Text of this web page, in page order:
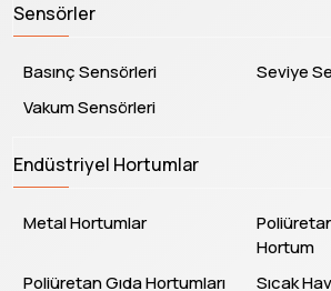
Sensörler
Basınç Sensörleri
Seviye
Vakum Sensörleri
Endüstriyel Hortumlar
Metal Hortumlar
Hortum
Poliüretan Gıda Hortumları
Sıcak